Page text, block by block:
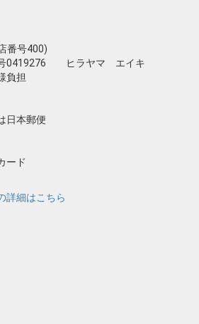
番号400)
0419276 ヒラヤマ エイキ
負担
日本郵便
ード
詳細はこちら